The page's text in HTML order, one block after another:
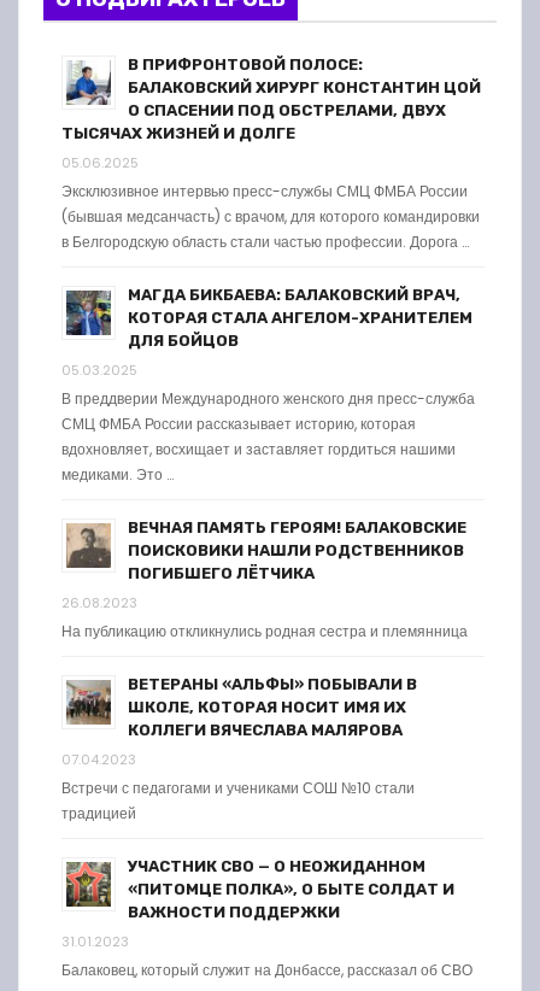
В ПРИФРОНТОВОЙ ПОЛОСЕ:
БАЛАКОВСКИЙ ХИРУРГ КОНСТАНТИН ЦОЙ
О СПАСЕНИИ ПОД ОБСТРЕЛАМИ, ДВУХ
ТЫСЯЧАХ ЖИЗНЕЙ И ДОЛГЕ
05.06.2025
Эксклюзивное интервью пресс-службы СМЦ ФМБА России
(бывшая медсанчасть) с врачом, для которого командировки
в Белгородскую область стали частью профессии. Дорога …
МАГДА БИКБАЕВА: БАЛАКОВСКИЙ ВРАЧ,
КОТОРАЯ СТАЛА АНГЕЛОМ-ХРАНИТЕЛЕМ
ДЛЯ БОЙЦОВ
05.03.2025
В преддверии Международного женского дня пресс-служба
СМЦ ФМБА России рассказывает историю, которая
вдохновляет, восхищает и заставляет гордиться нашими
медиками. Это …
ВЕЧНАЯ ПАМЯТЬ ГЕРОЯМ! БАЛАКОВСКИЕ
ПОИСКОВИКИ НАШЛИ РОДСТВЕННИКОВ
ПОГИБШЕГО ЛЁТЧИКА
26.08.2023
На публикацию откликнулись родная сестра и племянница
ВЕТЕРАНЫ «АЛЬФЫ» ПОБЫВАЛИ В
ШКОЛЕ, КОТОРАЯ НОСИТ ИМЯ ИХ
КОЛЛЕГИ ВЯЧЕСЛАВА МАЛЯРОВА
07.04.2023
Встречи с педагогами и учениками СОШ №10 стали
традицией
УЧАСТНИК СВО — О НЕОЖИДАННОМ
«ПИТОМЦЕ ПОЛКА», О БЫТЕ СОЛДАТ И
ВАЖНОСТИ ПОДДЕРЖКИ
31.01.2023
Балаковец, который служит на Донбассе, рассказал об СВО